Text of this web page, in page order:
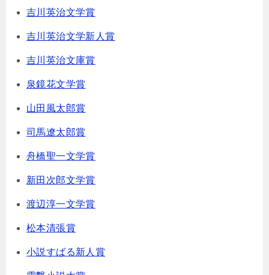
吉川英治文学賞
吉川英治文学新人賞
吉川英治文庫賞
泉鏡花文学賞
山田風太郎賞
司馬遼太郎賞
舟橋聖一文学賞
新田次郎文学賞
渡辺淳一文学賞
松本清張賞
小説すばる新人賞